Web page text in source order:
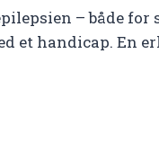
– både for
et handicap. En